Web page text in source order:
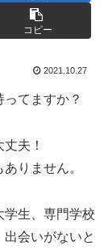
コピー
2021.10.27
てますか？
夫！
りません。
学生、専門学校
会いがないと